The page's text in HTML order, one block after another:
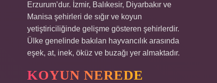
Erzurum’dur. İzmir, Balıkesir, Diyarbakır ve
Manisa şehirleri de sığır ve koyun
yetiştiriciliğinde gelişme gösteren şehirlerdir.
Ülke genelinde bakılan hayvancılık arasında
eşek, at, inek, öküz ve buzağı yer almaktadır.
KOYUN NEREDE